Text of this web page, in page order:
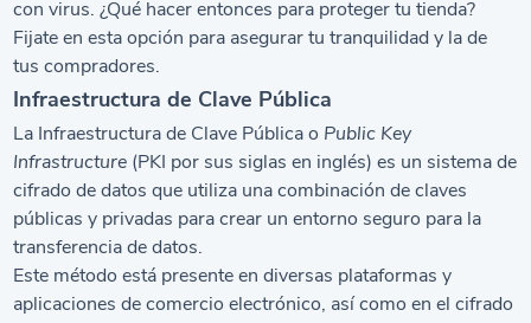
con virus. ¿Qué hacer entonces para proteger tu tienda?
Fijate en esta opción para asegurar tu tranquilidad y la de
tus compradores.
Infraestructura de Clave Pública
La Infraestructura de Clave Pública o Public Key
Infrastructure (PKI por sus siglas en inglés) es un sistema de
cifrado de datos que utiliza una combinación de claves
públicas y privadas para crear un entorno seguro para la
transferencia de datos.
Este método está presente en diversas plataformas y
aplicaciones de comercio electrónico, así como en el cifrado